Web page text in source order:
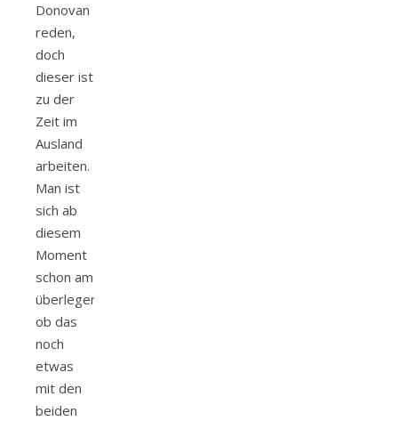
Donovan
reden,
doch
dieser ist
zu der
Zeit im
Ausland
arbeiten.
Man ist
sich ab
diesem
Moment
schon am
überlegen,
ob das
noch
etwas
mit den
beiden